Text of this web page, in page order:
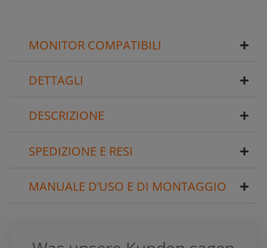
MONITOR COMPATIBILI
DETTAGLI
DESCRIZIONE
SPEDIZIONE E RESI
MANUALE D’USO E DI MONTAGGIO